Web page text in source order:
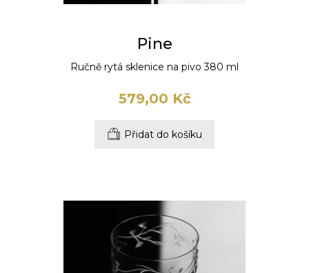
Pine
Ručně rytá sklenice na pivo 380 ml
579,00 Kč
Přidat do košíku